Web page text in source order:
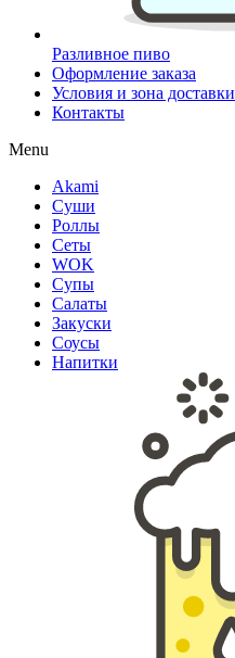
Разливное пиво
Оформление заказа
Условия и зона доставки
Контакты
Menu
Akami
Суши
Роллы
Сеты
WOK
Супы
Салаты
Закуски
Соусы
Напитки